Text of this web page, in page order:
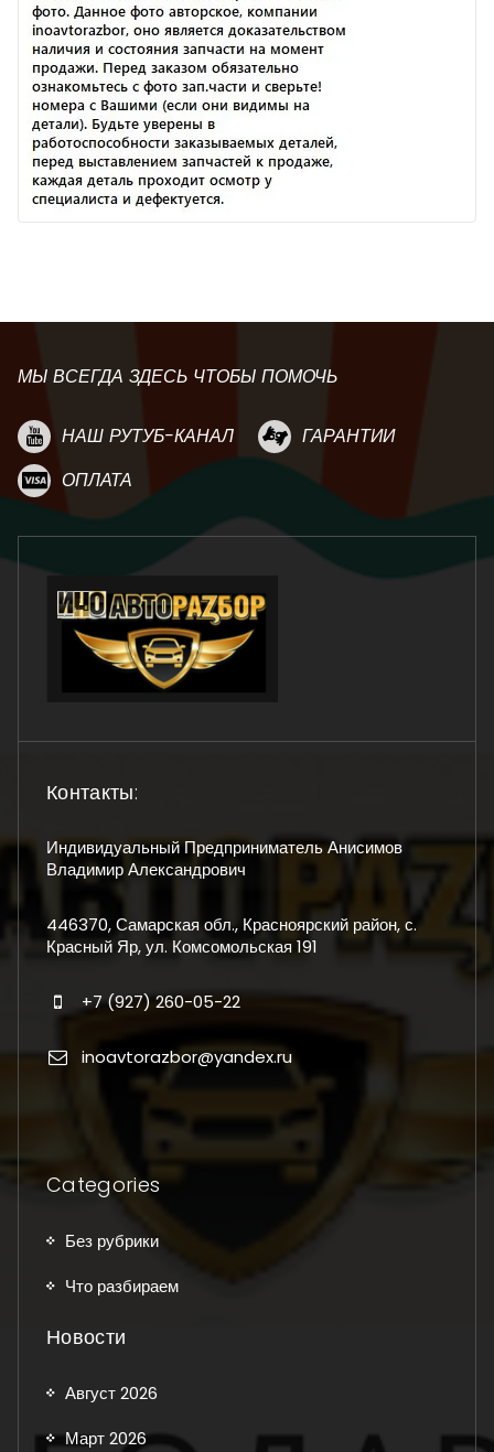
МЫ ВСЕГДА ЗДЕСЬ ЧТОБЫ ПОМОЧЬ
НАШ РУТУБ-КАНАЛ
ГАРАНТИИ
ОПЛАТА
Контакты:
Индивидуальный Предприниматель Анисимов
Владимир Александрович
446370, Самарская обл., Красноярский район, с.
Красный Яр, ул. Комсомольская 191
+7 (927) 260-05-22
inoavtorazbor@yandex.ru
Categories
Без рубрики
Что разбираем
Новости
Август 2026
Март 2026